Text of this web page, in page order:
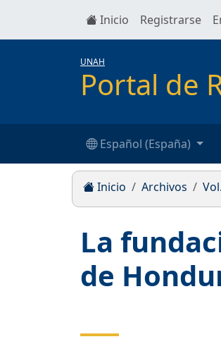
Inicio Registrarse
UNAH
Portal de
Español (España)
Inicio Archivos
La
de